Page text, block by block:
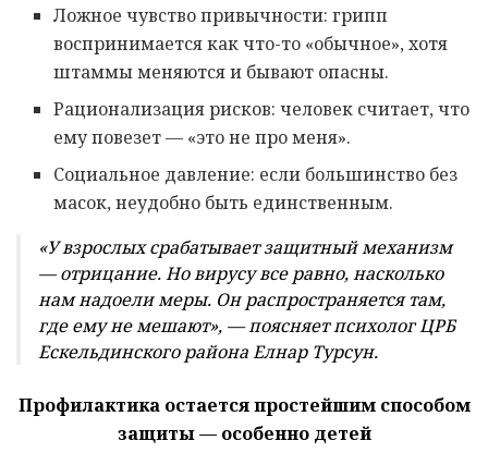
Ложное чувство привычности: грипп
воспринимается как что-то «обычное», хотя
штаммы меняются и бывают опасны.
Рационализация рисков: человек считает, что
ему повезет — «это не про меня».
Социальное давление: если большинство без
масок, неудобно быть единственным.
«У взрослых срабатывает защитный механизм
— отрицание. Но вирусу все равно, насколько
нам надоели меры. Он распространяется там,
где ему не мешают», — поясняет психолог ЦРБ
Ескельдинского района Елнар Турсун.
Профилактика остается простейшим способом
защиты — особенно детей